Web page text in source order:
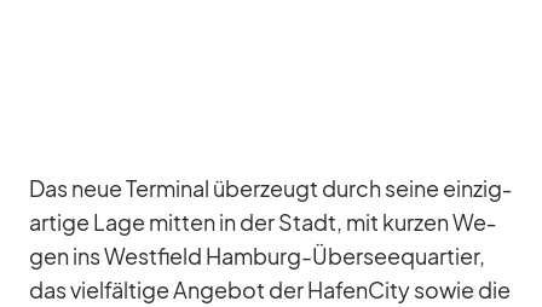
Das neue Ter­mi­nal über­zeugt durch seine ein­zig­
ar­tige Lage mit­ten in der Stadt, mit kur­zen We­
gen ins West­field Ham­burg-Über­see­quar­tier,
das viel­fäl­tige An­ge­bot der Ha­fen­City so­wie die